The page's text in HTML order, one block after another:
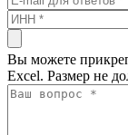
Вы можете
Excel. Размер не